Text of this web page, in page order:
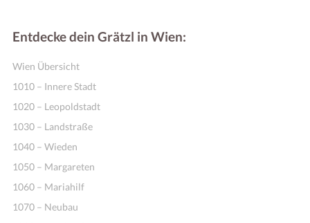
Entdecke dein Grätzl in Wien:
Wien Übersicht
1010 – Innere Stadt
1020 – Leopoldstadt
1030 – Landstraße
1040 – Wieden
1050 – Margareten
1060 – Mariahilf
1070 – Neubau